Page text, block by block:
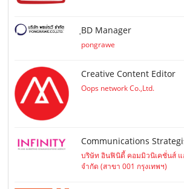
ฺBD Manager
pongrawe
Creative Content Editor
Oops network Co.,Ltd.
Communications
บริษัท อินฟินิตี้ คอมมิวนิเคชั่นส์
จำกัด (สาขา 001 กรุงเทพฯ)